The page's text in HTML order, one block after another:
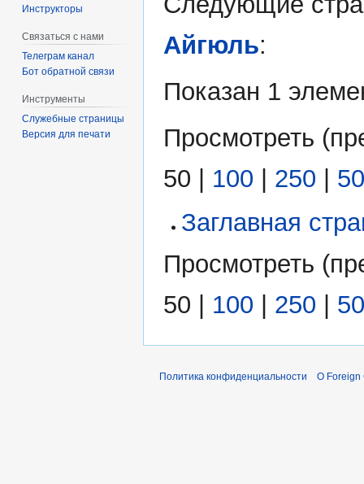
Айгюль:
Показан 1
Просмотреть (
50 | 100 | 250 |
Заглавная
Просмотреть (
50
100 250
Инструкторы
Связаться с нами
Телеграм канал
Бот обратной связи
Инструменты
Служебные страницы
Версия для печати
Политика конфиденциальности О Foreign